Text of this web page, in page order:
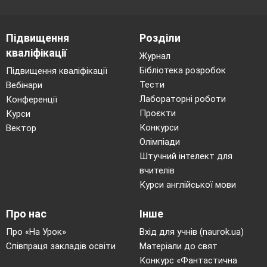
І на білий гриб я схожий!
Я підступний, ще й отруйний.
Тож зумій мене пізнань — на ніжці
Відломиш шапочку у мене — синіє
(Чортів гриб)
У білій шапці — шампіньйон,
По отруті — чемпіон!
Шийка з вузьким комірцем,
Ніжка з круглим чобітцем.
Тихо, тихо, ши, ши, ши...
Доторкнутись не спіши.
Підвищення
кваліфікації
Підвищення кваліфікації
Вебінари
Конференції
Курси
Вектор
Розділи
Журнал
Бібліотека розробок
Тести
Лабораторні роботи
Проєкти
Конкурси
Олімпіади
Штучний інтелект для
вчителів
Курси англійської мови
Про нас
Про «На Урок»
Співпраця закладів освіти
Інше
Вхід для учнів (naurok.ua)
Матеріали до свят
Конкурс «Фантастична